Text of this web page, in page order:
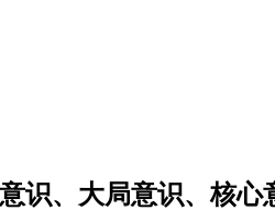
识、大局意识、核心